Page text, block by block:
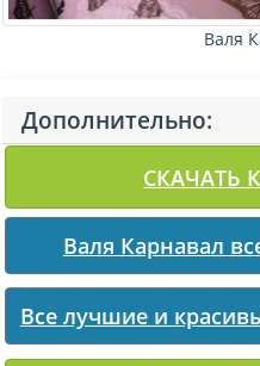
Валя
Дополнительно:
СКАЧАТЬ
Валя Карнавал
Все лучшие и